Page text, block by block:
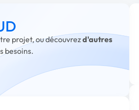
projet, ou découvrezd'autres
besoins.